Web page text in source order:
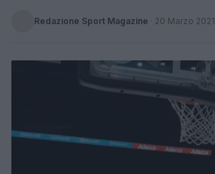
Redazione Sport Magazine · 20 Marzo 2021